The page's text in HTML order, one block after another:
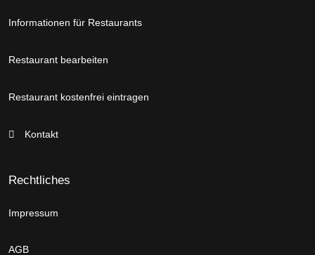
Informationen für Restaurants
Restaurant bearbeiten
Restaurant kostenfrei eintragen
Kontakt
Rechtliches
Impressum
AGB